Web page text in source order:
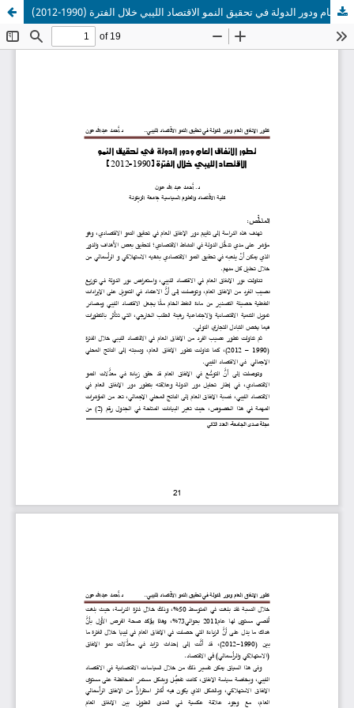
تطور الإنفاق العام ودور الدولة في تحقيق النمو الاقتصاد الليبي خلال الفترة (1990-2012)